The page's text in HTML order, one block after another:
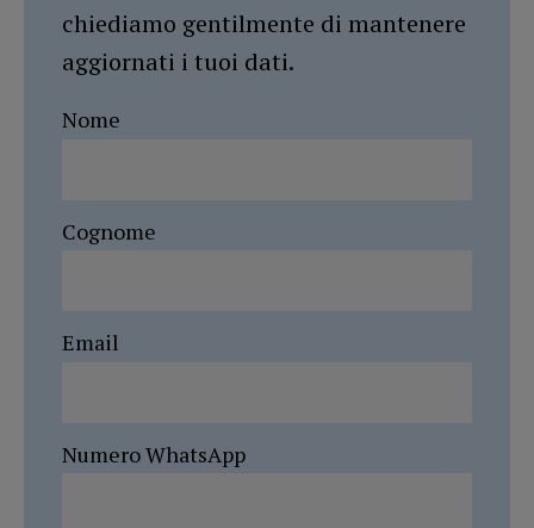
chiediamo gentilmente di mantenere
aggiornati i tuoi dati.
Nome
Cognome
Email
Numero WhatsApp